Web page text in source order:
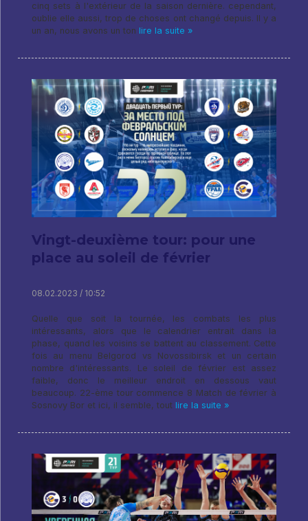
cinq sets à l'extérieur de la saison dernière. cependant,
oublie elle aussi, trop de choses ont changé depuis. Il y a
un an, nous avons un ton lire la suite »
Vingt-deuxième tour: pour une
place au soleil de février
08.02.2023 / 10:52
Quelle que soit la tournée, les combats les plus
intéressants, alors que le calendrier entrait dans la
phase, quand les voisins se battent au classement. Cette
fois au menu Belgorod vs Novossibirsk et un certain
nombre d'intéressants. Le soleil de février est assez
faible, donc le meilleur endroit en dessous vaut
beaucoup. 22-ème tour commence 8 Match de février à
Sosnovy Bor et ici, il semble, tout lire la suite »